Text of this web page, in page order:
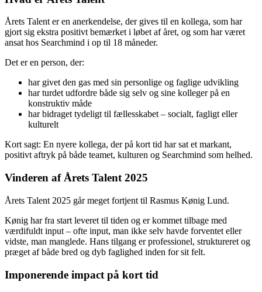
15. december 2025 Searchmind
Hvad er Årets Talent
Årets Talent er en anerkendelse, der gives til en kollega, som har
gjort sig ekstra positivt bemærket i løbet af året, og som har været
Det er en person, der:
har givet den gas med sin personlige og faglige udvikling
har turdet udfordre både sig selv og sine kolleger på en
har bidraget tydeligt til fællesskabet – socialt, fagligt eller
kulturelt
Kort sagt: En nyere kollega, der på kort tid har sat et markant,
positivt aftryk på både teamet, kulturen og Searchmind som helhed.
Vinderen af Årets Talent 2025
Årets Talent 2025 går meget fortjent til Rasmus Kønig Lund.
Kønig har fra start leveret til tiden og er kommet tilbage med
værdifuldt input – ofte input, man ikke selv havde forventet eller
vidste, man manglede. Hans tilgang er professionel, struktureret og
præget af både bred og dyb faglighed inden for sit felt.